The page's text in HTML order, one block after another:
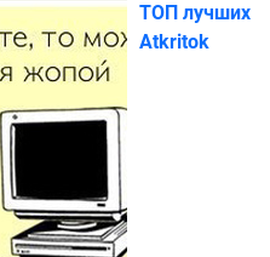
ТОП лучших
Atkritok